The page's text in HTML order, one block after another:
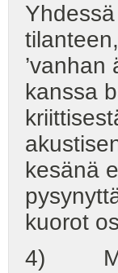
kanssa
kesänä
kuorot
4)